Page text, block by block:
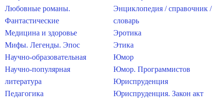
Любовные романы.
Фантастические
Медицина и здоровье
Мифы. Легенды. Эпос
Научно-образовательная
Научно-популярная
литература
Педагогика
Энциклопедия / справочник /
словарь
Эротика
Этика
Юмор
Юмор. Программистов
Юриспруденция
Юриспруденция. Закон акт